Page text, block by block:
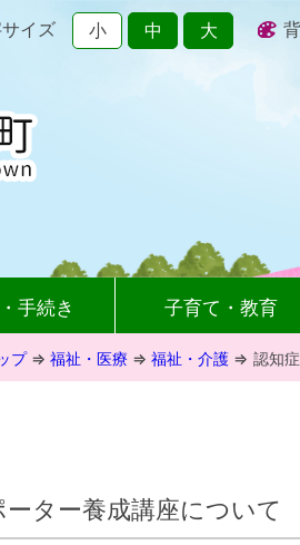
イズ 小 中 大
手続き 子育て・教育
プ⇒ 福祉・医療 ⇒ 福祉・介護 ⇒ 認知
ター養成講座について